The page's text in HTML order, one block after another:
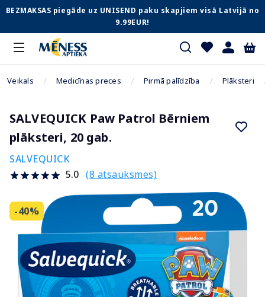
BEZMAKSAS piegāde uz UNISEND paku skapjiem visā Latvijā no
9.99EUR!
Veikals Medicīnas preces Pirmā palīdzība Plāksteri
SALVEQUICK Paw Patrol Bērniem
plāksteri, 20 gab.
SALVEQUICK
5.0 (8 atsauksmes)
-40%